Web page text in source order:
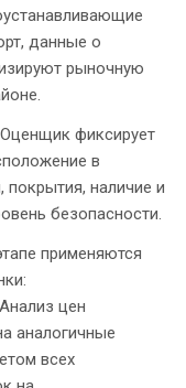
данные о
рыночную
Оценщик фиксирует
в
покрытия, наличие и
безопасности.
применяются
цен
аналогичные
всех